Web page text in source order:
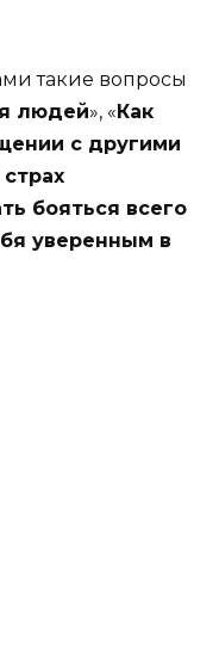
такие вопросы
людей», « Как
с другими
бояться всего
уверенным в